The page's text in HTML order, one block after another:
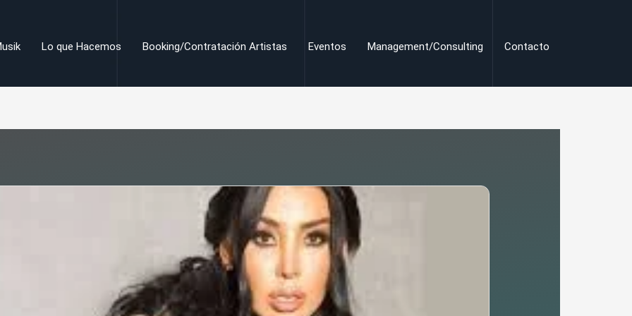
Lo que Hacemos Booking/Contratación Artistas Eventos Management/Consulting Contacto